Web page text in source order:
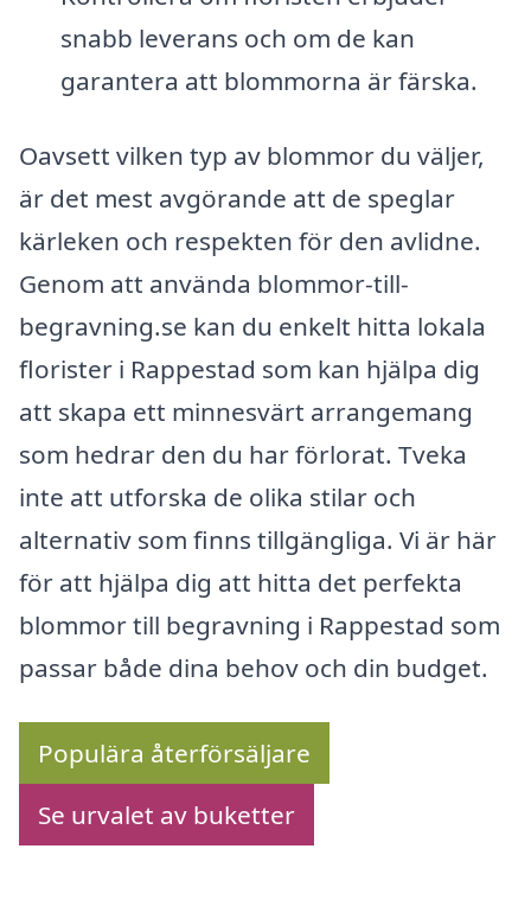
snabb leverans och om de kan
garantera att blommorna är färska.
Oavsett vilken typ av blommor du väljer,
är det mest avgörande att de speglar
kärleken och respekten för den avlidne.
Genom att använda blommor-till-
begravning.se kan du enkelt hitta lokala
florister i Rappestad som kan hjälpa dig
att skapa ett minnesvärt arrangemang
som hedrar den du har förlorat. Tveka
inte att utforska de olika stilar och
alternativ som finns tillgängliga. Vi är här
för att hjälpa dig att hitta det perfekta
blommor till begravning i Rappestad som
passar både dina behov och din budget.
Populära återförsäljare
Se urvalet av buketter